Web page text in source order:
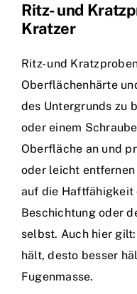
Ritz- und
Kratzer
Ritz- und
Oberflächenhärte
des Untergrunds zu
oder einem
Oberfläche an und
oder leicht
auf die Haftfähigkeit
Beschichtung oder
selbst. Auch hier
hält, desto besser
Fugenmasse.